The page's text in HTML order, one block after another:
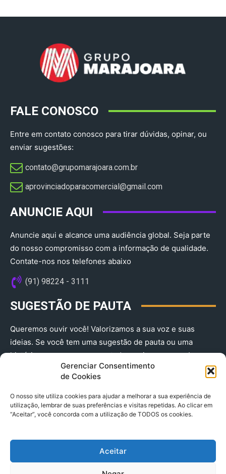
Gerenciar Consentimento
de Cookies
O nosso site utiliza cookies para ajudar a melhorar a sua experiência de
utilização, lembrar de suas preferências e visitas repetidas. Ao clicar em
“Aceitar”, você concorda com a utilização de TODOS os cookies.
Aceitar
FALE CONOSCO
Entre em contato conosco para tirar dúvidas, opinar, ou
enviar sugestões:
contato@grupomarajoara.com.br
aprovinciadoparacomercial@gmail.com​
ANUNCIE AQUI
Anuncie aqui e alcance uma audiência global. Seja parte
do nosso compromisso com a informação de qualidade.
Contate-nos nos telefones abaixo
(91) 98224 - 3111
SUGESTÃO DE PAUTA
Queremos ouvir você! Valorizamos a sua voz e suas
ideias. Se você tem uma sugestão de pauta ou uma
história que merece ser contada, envie-nos agora!
(91) 98224 - 3111
© 2025 A Província do Pará CNPJ: 04.901.141/0001-36 End .